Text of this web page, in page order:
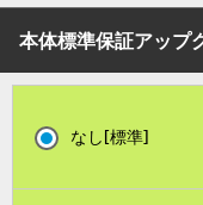
本体標準保証アップ
なし[標準]